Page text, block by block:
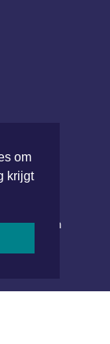
om
krijgt
een
regio.